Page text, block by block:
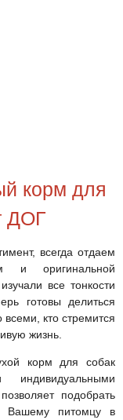
корм для
ДОГ
всегда отдаем
и оригинальной
все тонкости
готовы делиться
кто стремится
жизнь.
корм для собак
подобрать
Вашему питомцу в